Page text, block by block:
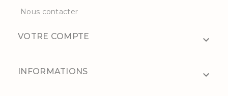
Nous contacter
VOTRE COMPTE 
INFORMATIONS 